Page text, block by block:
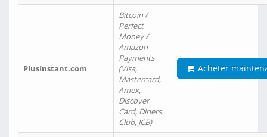
PlusInstant.com
Bitcoin /
Perfect
Money /
Amazon
Payments
(Visa,
Mastercard,
Amex,
Discover
Card, Diners
Club, JCB)
Acheter